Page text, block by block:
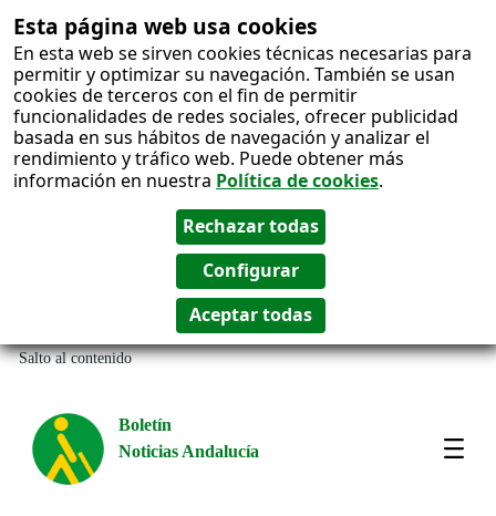
Esta página web usa cookies
En esta web se sirven cookies técnicas necesarias para
permitir y optimizar su navegación. También se usan
cookies de terceros con el fin de permitir
funcionalidades de redes sociales, ofrecer publicidad
basada en sus hábitos de navegación y analizar el
rendimiento y tráfico web. Puede obtener más
información en nuestra Política de cookies.
Salto al contenido
Boletín
Noticias Andalucía